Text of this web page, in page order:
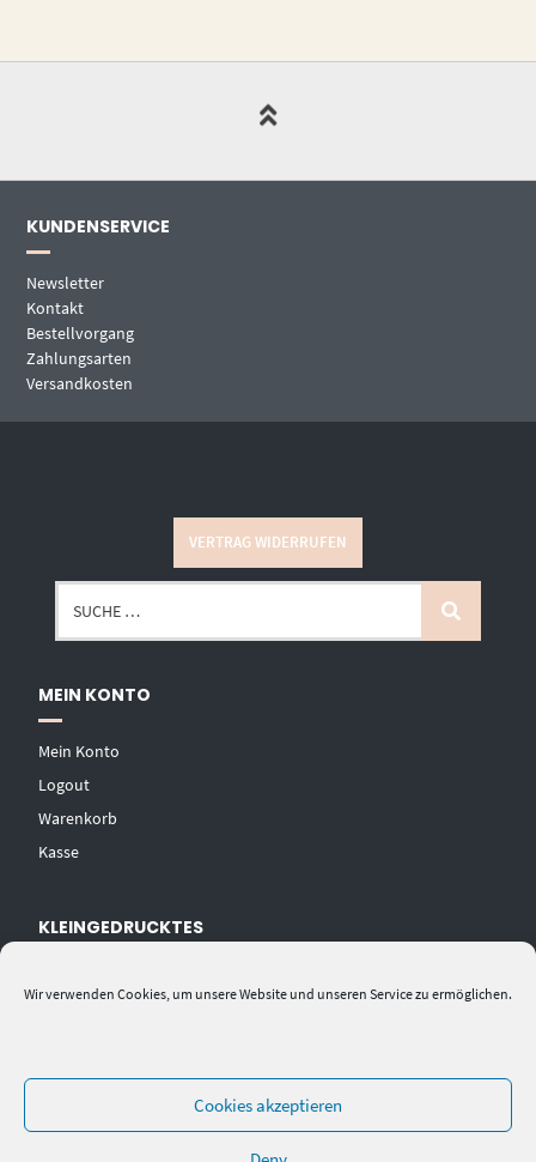
Wir verwenden Cookies, um unsere Website und unseren Service zu ermöglichen.
Cookies akzeptieren
KUNDENSERVICE
Newsletter
Kontakt
Bestellvorgang
Zahlungsarten
Versandkosten
VERTRAG WIDERRUFEN
MEIN KONTO
Mein Konto
Logout
Warenkorb
Kasse
KLEINGEDRUCKTES
Impressum